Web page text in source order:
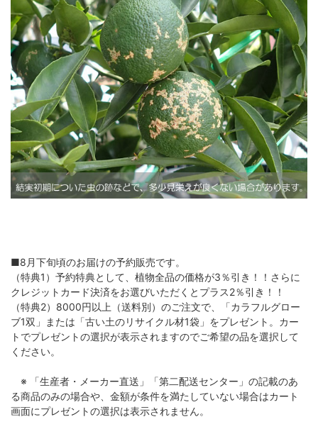
■8月下旬頃のお届けの予約販売です。
（特典1）予約特典として、植物全品の価格が3％引き！！さらに
クレジットカード決済をお選びいただくとプラス2％引き！！
（特典2）8000円以上（送料別）のご注文で、「カラフルグロー
ブ1双」または「古い土のリサイクル材1袋」をプレゼント。カー
トでプレゼントの選択が表示されますのでご希望の品を選択して
ください。
※ 「生産者・メーカー直送」「第二配送センター」の記載のあ
る商品のみの場合や、金額が条件を満たしていない場合はカート
画面にプレゼントの選択は表示されません。